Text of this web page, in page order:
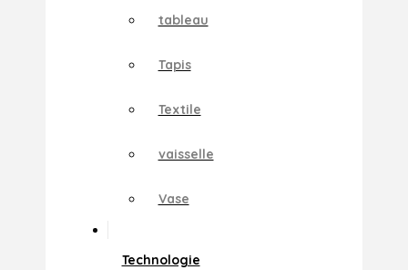
tableau
Tapis
Textile
vaisselle
Vase
Technologie